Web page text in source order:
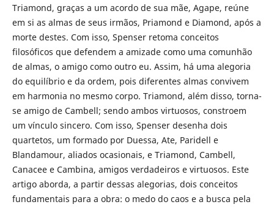
Triamond, graças a um acordo de sua mãe, Agape, reúne
em si as almas de seus irmãos, Priamond e Diamond, após a
morte destes. Com isso, Spenser retoma conceitos
filosóficos que defendem a amizade como uma comunhão
de almas, o amigo como outro eu. Assim, há uma alegoria
do equilíbrio e da ordem, pois diferentes almas convivem
em harmonia no mesmo corpo. Triamond, além disso, torna-
se amigo de Cambell; sendo ambos virtuosos, constroem
um vínculo sincero. Com isso, Spenser desenha dois
quartetos, um formado por Duessa, Ate, Paridell e
Blandamour, aliados ocasionais, e Triamond, Cambell,
Canacee e Cambina, amigos verdadeiros e virtuosos. Este
artigo aborda, a partir dessas alegorias, dois conceitos
fundamentais para a obra: o medo do caos e a busca pela